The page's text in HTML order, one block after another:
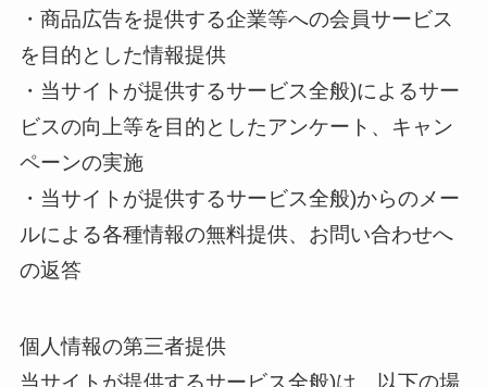
・商品広告を提供する企業等への会員サービス
を目的とした情報提供
・当サイトが提供するサービス全般)によるサー
ビスの向上等を目的としたアンケート、キャン
ペーンの実施
・当サイトが提供するサービス全般)からのメー
ルによる各種情報の無料提供、お問い合わせへ
の返答
個人情報の第三者提供